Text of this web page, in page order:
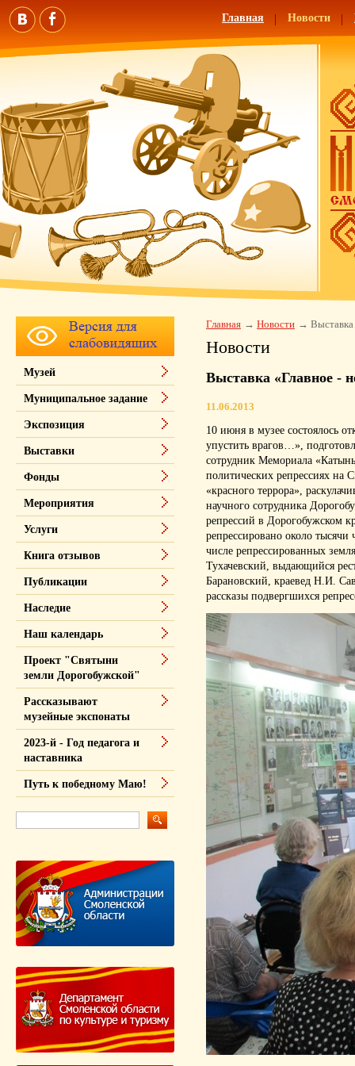
Главная Новости
Главная Новости
Новости
Выставка «Главное -
11.06.2013
10 июня в музее состоялось
упустить врагов…»,
сотрудник Мемориала
политических репрессиях на
«красного террора»,
научного сотрудника
репрессий в Дорогобужском
репрессировано около
числе репрессированных
Тухачевский, выдающийся
Барановский, краевед Н.И.
рассказы подвергшихся
Музей
Муниципальное задание
Экспозиция
Выставки
Фонды
Мероприятия
Услуги
Книга отзывов
Публикации
Наследие
Наш календарь
Проект "Святыни
земли Дорогобужской"
Рассказывают
музейные экспонаты
2023-й - Год педагога и
наставника
Путь к победному Маю!